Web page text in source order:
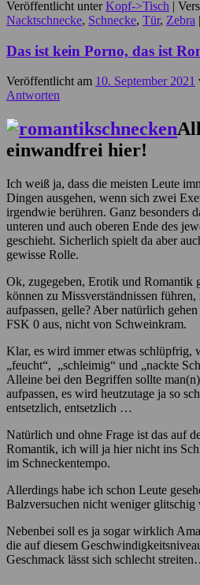
Veröffentlicht unter Kopf->Tisch |
Nacktschnecke, Schnecke, Tür, Zebra |
Das ist kein Porno, das ist
Veröffentlicht am 10. September 2021
Antworten
einwandfrei hier!
Ich weiß ja, dass die meisten Leute
Dingen ausgehen, wenn sich zwei
irgendwie berühren. Ganz besonders
unteren und auch oberen Ende des
geschieht. Sicherlich spielt da aber
gewisse Rolle.
Ok, zugegeben, Erotik und Romantik
können zu Missverständnissen führen,
aufpassen, gelle? Aber natürlich
FSK 0 aus, nicht von Schweinkram.
Klar, es wird immer etwas schlüpfrig,
„feucht“, „schleimig“ und „nackte
Alleine bei den Begriffen sollte
aufpassen, es wird heutzutage ja so
entsetzlich, entsetzlich …
Natürlich und ohne Frage ist das auf
Romantik, ich will ja hier nicht ins
im Schneckentempo.
Allerdings habe ich schon Leute
Balzversuchen nicht weniger glitschig
Nebenbei soll es ja sogar wirklich
die auf diesem
Geschmack lässt sich schlecht